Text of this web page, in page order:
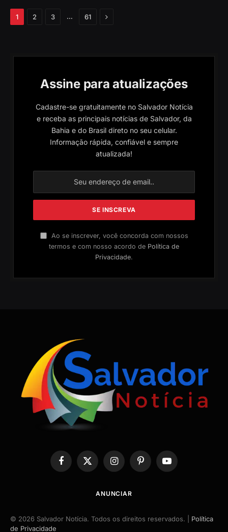
1 2 3 … 61 Próximo
Assine para atualizações
Cadastre-se gratuitamente no Salvador Notícia
e receba as principais notícias de Salvador, da
Bahia e do Brasil direto no seu celular.
Informação rápida, confiável e sempre
atualizada!
Ao se inscrever, você concorda com nossos
termos e com nosso acordo de Política de
Privacidade.
Facebook
X
InstagramPinterestYouTube
ANUNCIAR
© 2026 Salvador Notícia. Todos os direitos reservados. | Política
de Privacidade